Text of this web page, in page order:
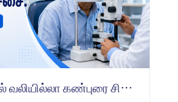
நாகர்கோவில்-ல் வலியில்லா கண்புரை சிகிச்சை: தி ஐ ஃபவுண்டேஷன்